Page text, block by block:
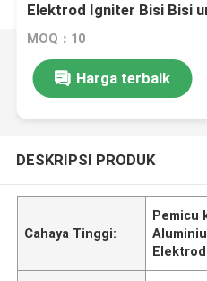
Elektrod Igniter Bisi Bisi
MOQ：10
Harga terbaik
DESKRIPSI PRODUK
Cahaya Tinggi:
Pemicu